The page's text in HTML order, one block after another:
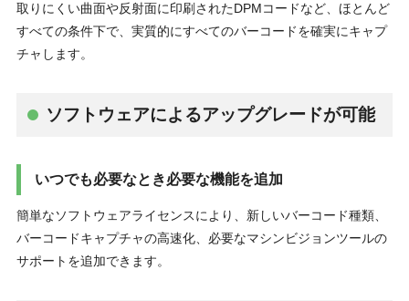
取りにくい曲面や反射面に印刷されたDPMコードなど、ほとんど
すべての条件下で、実質的にすべてのバーコードを確実にキャプ
チャします。
ソフトウェアによるアップグレードが可能
いつでも必要なとき必要な機能を追加
簡単なソフトウェアライセンスにより、新しいバーコード種類、
バーコードキャプチャの高速化、必要なマシンビジョンツールの
サポートを追加できます。